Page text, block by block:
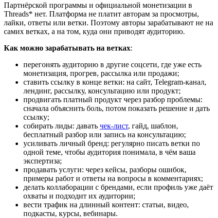
Партнёрской программы и официальной монетизации в
Threads* нет. Платформа не платит авторам за просмотры,
лайки, ответы или ветки. Поэтому авторы зарабатывают не на
самих ветках, а на том, куда они приводят аудиторию.
Как можно зарабатывать на ветках:
перегонять аудиторию в другие соцсети, где уже есть
монетизация, прогрев, рассылка или продажи;
ставить ссылку в конце ветки: на сайт, Telegram-канал,
лендинг, рассылку, консультацию или продукт;
продвигать платный продукт через разбор проблемы:
сначала объяснить боль, потом показать решение и дать
ссылку;
собирать лиды: давать чек-лист, гайд, шаблон,
бесплатный разбор или запись на консультацию;
усиливать личный бренд: регулярно писать ветки по
одной теме, чтобы аудитория понимала, в чём ваша
экспертиза;
продавать услуги: через кейсы, разборы ошибок,
примеры работ и ответы на вопросы в комментариях;
делать коллаборации с брендами, если профиль уже даёт
охваты и подходит их аудитории;
вести трафик на длинный контент: статьи, видео,
подкасты, курсы, вебинары.